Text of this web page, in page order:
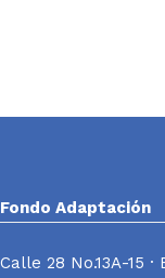
Fondo Adaptación
Calle 28 No.13A-15 ·